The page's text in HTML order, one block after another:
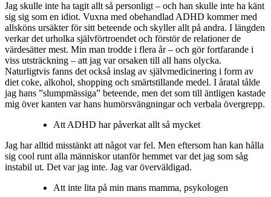
Jag skulle inte ha tagit allt så personligt – och han skulle inte ha känt
sig sig som en idiot. Vuxna med obehandlad ADHD kommer med
allsköns ursäkter för sitt beteende och skyller allt på andra. I längden
verkar det urholka självförtroendet och förstör de relationer de
värdesätter mest. Min man trodde i flera år – och gör fortfarande i
viss utsträckning – att jag var orsaken till all hans olycka.
Naturligtvis fanns det också inslag av självmedicinering i form av
diet coke, alkohol, shopping och smärtstillande medel. I åratal tålde
jag hans ”slumpmässiga” beteende, men det som till äntligen kastade
mig över kanten var hans humörsvängningar och verbala övergrepp.
Att ADHD har påverkat allt så mycket
Jag har alltid misstänkt att något var fel. Men eftersom han kan hålla
sig cool runt alla människor utanför hemmet var det jag som såg
instabil ut. Det var jag inte. Jag var överväldigad.
Att inte lita på min mans mamma, psykologen